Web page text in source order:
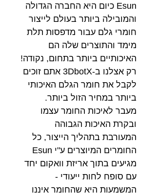
Esun כיום היא החברה הגדולה
והמובילה ביותר בעולם לייצור
חומרי גלם עבור מדפסות תלת
מימד והתוצרים שלה הם
האיכותיים ביותר בתחום, נקודה!
רק אצלנו ב-3DbotX אתם זוכים
לקבל את חומר הגלם האיכותי
ביותר במחיר הזול ביותר.
מעבר לאיכות החומר עצמו
ובקרת האיכות הגבוהה
המעורבת בתהליך הייצור, כל
החומרים המיוצרים ע"י Esun
מגיעים בתוך אריזת וואקום יחד
עם סופח לחות ייעודי -
המשמעות היא שהחומר איננו